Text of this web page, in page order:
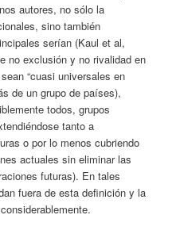
autores, no sólo la
sino también
serían (Kaul et al,
no exclusión y no rivalidad en
“cuasi universales en
de un grupo de países),
todos, grupos
tanto a
o por lo menos cubriendo
actuales sin eliminar las
futuras). En tales
fuera de esta definición y la